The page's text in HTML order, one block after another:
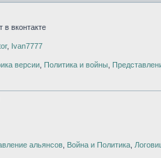
в вконтакте
, Ivan7777
версии Политика и войны
альянсов Война и Политика